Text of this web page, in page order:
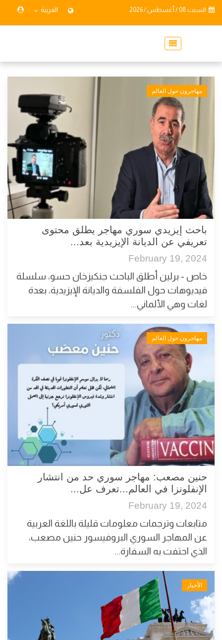
السبت 08 / أغسطس / 2026 العربية
مهاجرون حول العالم
باحث إيزيدي سوري مهاجر يطلق محتوى
تعريفي عن الديانة الإيزيدية بعد...
February 19, 2024
خاص - برلين أطلق الباحث جنكيزخان حسو، سلسلة
فيديوهات حول الفلسفة والديانة الإيزيدية، بعدة
لغات وهي الألماني...
مهاجرون حول العالم
حنين مصعب: مهاجر سوري حد من انتشار
الإنفلونزا في العالم...تعرف عل...
February 19, 2024
متابعات وترجمات معلومات قليلة باللغة العربية
عن المهاجر السوري البروفيسور حنين مصعب،
الذي احتفت به السفارة...
الأخبار